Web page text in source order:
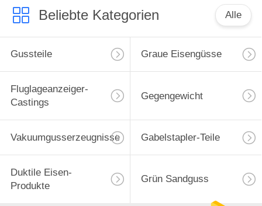
Beliebte Kategorien Alle
Gussteile Graue Eisengüsse
Fluglageanzeiger-
Castings
Gegengewicht
Vakuumgusserzeugnisse Gabelstapler-Teile
Duktile Eisen-
Produkte
Grün Sandguss